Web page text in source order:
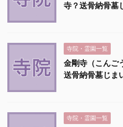
寺？送骨納骨墓
寺院・霊園一覧
金剛寺（こんご
送骨納骨墓じま
寺院・霊園一覧